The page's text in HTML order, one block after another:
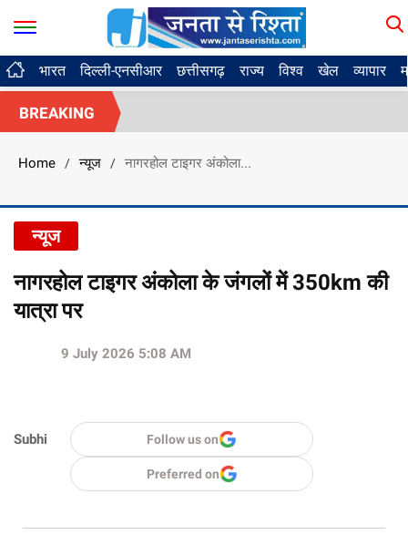
भारत दिल्ली-एनसीआर छत्तीसगढ़ राज्य विश्व खेल व्यापार
BREAKING
Home / न्यूज / नागरहोल टाइगर अंकोला...
न्यूज
नागरहोल टाइगर अंकोला के जंगलों में 350km की
यात्रा पर
Subhi
9 July 2026 5:08 AM
Follow us on
Preferred on